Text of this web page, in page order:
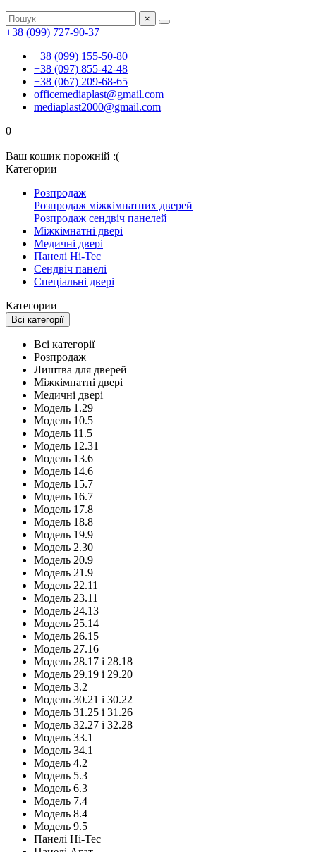
×
+38 (099) 727-90-37
+38 (099) 155-50-80
+38 (097) 855-42-48
+38 (067) 209-68-65
officemediaplast@gmail.com
mediaplast2000@gmail.com
0
Ваш кошик порожній :(
Категории
Розпродаж
Розпродаж міжкімнатних дверей
Розпродаж сендвіч панелей
Міжкімнатні двері
Медичні двері
Панелі Hi-Tec
Сендвіч панелі
Спеціальні двері
Категории
Всі категорії
Всі категорії
Розпродаж
Лиштва для дверей
Міжкімнатні двері
Медичні двері
Модель 1.29
Модель 10.5
Модель 11.5
Модель 12.31
Модель 13.6
Модель 14.6
Модель 15.7
Модель 16.7
Модель 17.8
Модель 18.8
Модель 19.9
Модель 2.30
Модель 20.9
Модель 21.9
Модель 22.11
Модель 23.11
Модель 24.13
Модель 25.14
Модель 26.15
Модель 27.16
Модель 28.17 і 28.18
Модель 29.19 і 29.20
Модель 3.2
Модель 30.21 і 30.22
Модель 31.25 і 31.26
Модель 32.27 і 32.28
Модель 33.1
Модель 34.1
Модель 4.2
Модель 5.3
Модель 6.3
Модель 7.4
Модель 8.4
Модель 9.5
Панелі Hi-Tec